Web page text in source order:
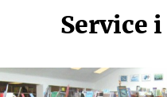
Service